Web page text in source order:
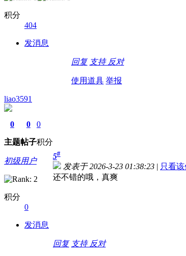
积分
404
发消息
回复 支持 反对
使用道具 举报
liao3591
0
主题
0
帖子
0
积分
初级用户
积分
0
发消息
5#
发表于 2026-3-23 01:38:23 | 只看
还不错的哦，真爽
回复 支持 反对